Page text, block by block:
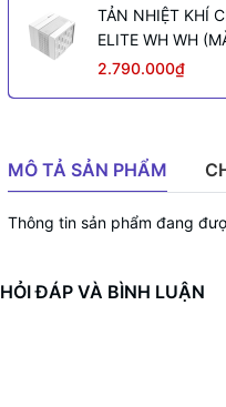
TẢN NHIỆT KHÍ
ELITE WH WH
2.790.000₫
MÔ TẢ SẢN PHẨM
Thông tin sản phẩm đang
HỎI ĐÁP VÀ BÌNH LUẬN